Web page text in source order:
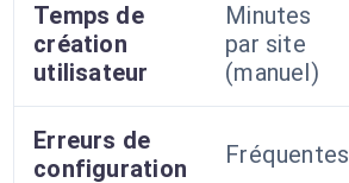
Temps de
création
utilisateur
Minutes
par site
(manuel)
Erreurs de
configuration
Fréquentes